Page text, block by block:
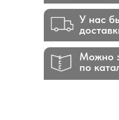
Можно
по
У нас